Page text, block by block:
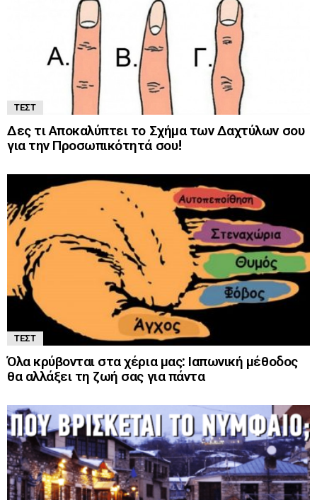
ΤΕΣΤ
Δες τι Αποκαλύπτει το Σχήμα των Δαχτύλων σου
για την Προσωπικότητά σου!
ΤΕΣΤ
Όλα κρύβονται στα χέρια μας: Ιαπωνική μέθοδος
θα αλλάξει τη ζωή σας για πάντα